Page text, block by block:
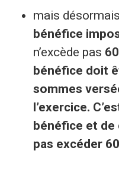
mais
bénéfice
n’excède pas
bénéfice doit
sommes
l’exercice.
bénéfice et de
pas excéder